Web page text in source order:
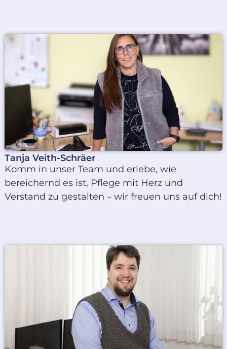
Tanja Veith-Schräer
Komm in unser Team und erlebe, wie
bereichernd es ist, Pflege mit Herz und
Verstand zu gestalten – wir freuen uns auf dich!